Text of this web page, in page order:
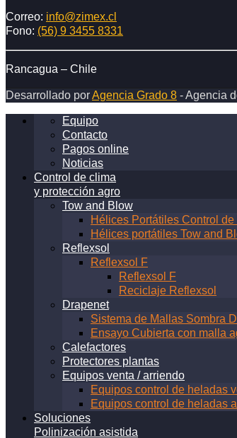
Correo: info@zimex.cl
Fono: (56) 9 3455 8331
Rancagua – Chile
Desarrollado porAgencia Grado 8 - Agencia
Equipo
Contacto
Pagos online
Noticias
Control de clima
y protección agro
Tow and Blow
Hélices Portátiles Control
Hélices portátiles Tow and
Reflexsol
Reflexsol F
Reflexsol F
Reciclaje Reflexsol
Drapenet
Sistema de Mallas Sombra
Ensayo Cubierta con malla
Calefactores
Protectores plantas
Equipos venta / arriendo
Equipos control de heladas
Equipos control de heladas
Soluciones
Polinización asistida